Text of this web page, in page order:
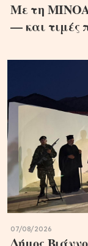
Με τη
— και τιμές
07/08/2026